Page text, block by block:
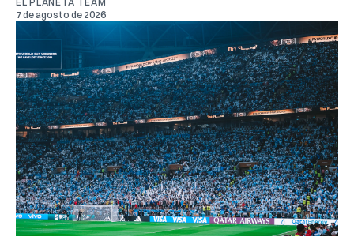
7 de agosto de 2026